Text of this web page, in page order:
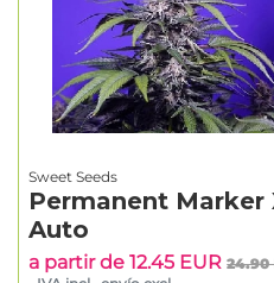
Sweet Seeds
Permanent Marker
Auto
a partir de 12.45 EUR 24.90